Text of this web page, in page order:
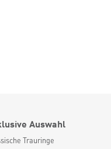
Auswahl
Trauringe